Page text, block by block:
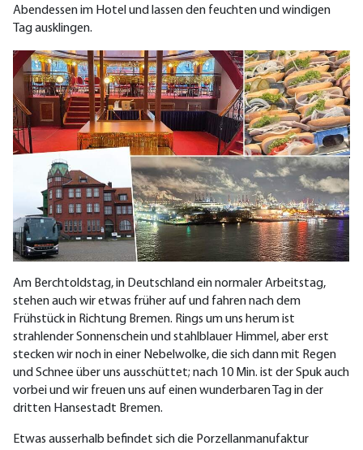
Abendessen im Hotel und lassen den feuchten und windigen
Tag ausklingen.
Am Berchtoldstag, in Deutschland ein normaler Arbeitstag,
stehen auch wir etwas früher auf und fahren nach dem
Frühstück in Richtung Bremen. Rings um uns herum ist
strahlender Sonnenschein und stahlblauer Himmel, aber erst
stecken wir noch in einer Nebelwolke, die sich dann mit Regen
und Schnee über uns ausschüttet; nach 10 Min. ist der Spuk auch
vorbei und wir freuen uns auf einen wunderbaren Tag in der
dritten Hansestadt Bremen.
Etwas ausserhalb befindet sich die Porzellanmanufaktur